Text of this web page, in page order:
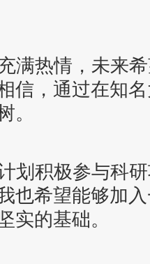
满热情，未来
信，通过在知
。
划积极参与科
也希望能够加
实的基础。